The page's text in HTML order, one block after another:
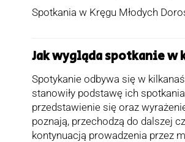
Spotkania w Kręgu Młodych
Jak wygląda spotkanie w
Spotykanie odbywa się w
stanowiły podstawę ich
przedstawienie się oraz
poznają, przechodzą do dalszej
kontynuacją prowadzenia przez